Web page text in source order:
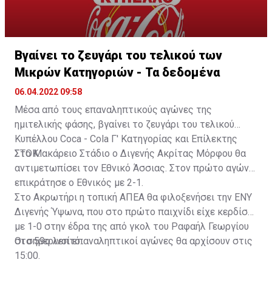
Βγαίνει το ζευγάρι του τελικού των
Μικρών Κατηγοριών - Τα δεδομένα
06.04.2022 09:58
Μέσα από τους επαναληπτικούς αγώνες της
ημιτελικής φάσης, βγαίνει το ζευγάρι του τελικού
Κυπέλλου Coca - Cola Γ' Κατηγορίας και Επίλεκτης
ΣΤΟΚ.
Στο Μακάρειο Στάδιο ο Διγενής Ακρίτας Μόρφου θα
αντιμετωπίσει τον Εθνικό Άσσιας. Στον πρώτο αγώνα
επικράτησε ο Εθνικός με 2-1.
Στο Ακρωτήρι η τοπική ΑΠΕΑ θα φιλοξενήσει την ΕΝΥ
Διγενής Ύψωνα, που στο πρώτο παιχνίδι είχε κερδίσει
με 1-0 στην έδρα της από γκολ του Ραφαήλ Γεωργίου
στο 59ο λεπτό.
Οι σημερινοί επαναληπτικοί αγώνες θα αρχίσουν στις
15:00.